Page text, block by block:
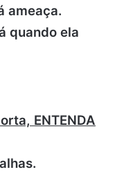
ameaça.
quando ela
ENTENDA